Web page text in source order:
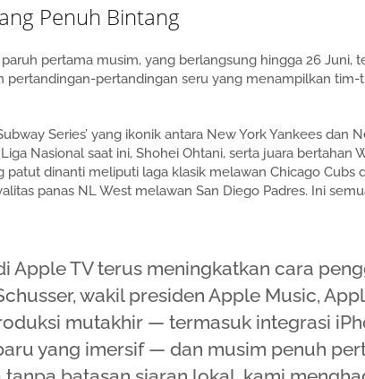
Penuh Bintang
pertama musim, yang berlangsung hingga 26 Juni,
pertandingan-pertandingan seru yang menampilkan
Series’ yang ikonik antara New York Yankees dan
Nasional saat ini, Shohei Ohtani, serta juara bertahan
patut dinanti meliputi laga klasik melawan Chicago Cubs
panas NL West melawan San Diego Padres. Ini
di Apple TV terus meningkatkan cara
wakil presiden Apple Music,
mutakhir — termasuk integrasi
yang imersif — dan musim penuh